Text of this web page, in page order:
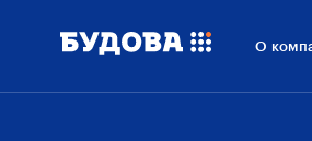
О